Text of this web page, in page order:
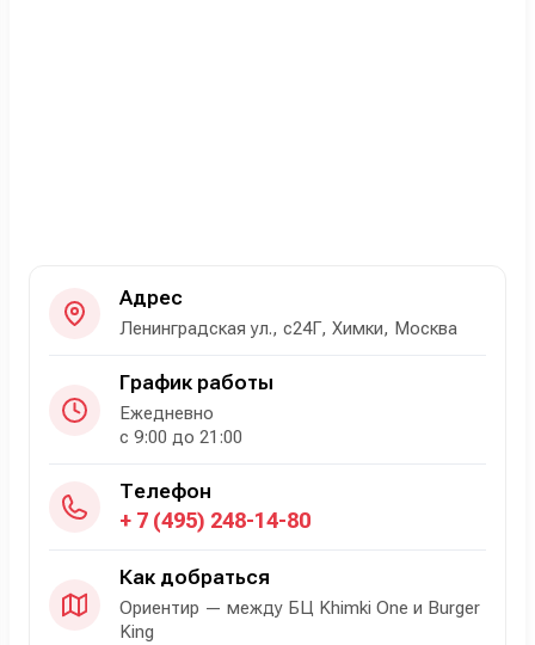
Адрес
Ленинградская ул., с24Г, Химки, Москва
График работы
Ежедневно
с 9:00 до 21:00
Телефон
+ 7 (495) 248-14-80
Как добраться
Ориентир — между БЦ Khimki One и Burger
King